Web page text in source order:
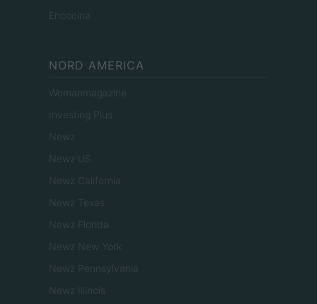
Encocina
NORD AMERICA
Womanmagazine
Investing Plus
Newz
Newz US
Newz California
Newz Texas
Newz Florida
Newz New York
Newz Pennsylvania
Newz Illinois